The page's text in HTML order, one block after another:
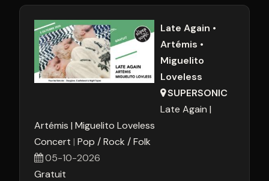
Late Again •
Artémis •
Miguelito
Loveless
SUPERSONIC
Late Again
Artémis Miguelito Loveless
Concert Pop / Rock / Folk
05-10-2026
Gratuit